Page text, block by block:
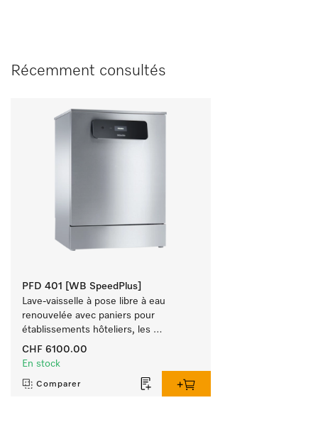
Récemment consultés
PFD 401 [WB SpeedPlus]
Lave-vaisselle à pose libre à eau
renouvelée avec paniers pour
établissements hôteliers, les
restaurants et les traiteurs.
CHF 6100.00
En stock
Comparer